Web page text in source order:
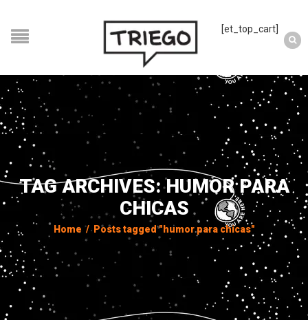
[et_top_cart]
TAG ARCHIVES: HUMOR PARA
CHICAS
Home / Posts tagged "humor para chicas"